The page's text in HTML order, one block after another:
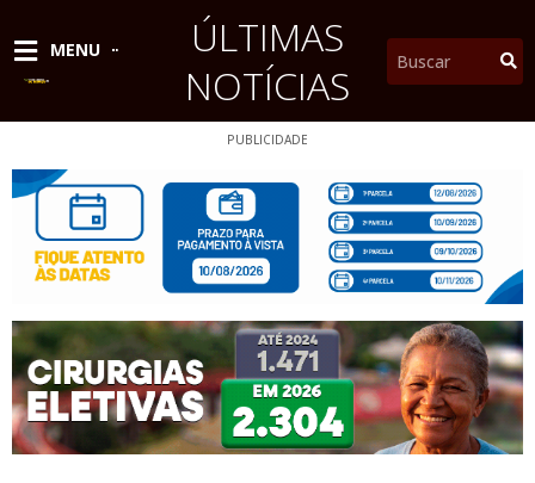
conteúdo
MENU
ÚLTIMAS
NOTÍCIAS
Pesquisar
PUBLICIDADE